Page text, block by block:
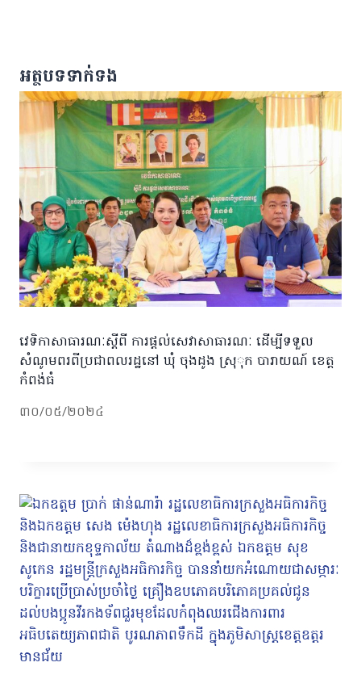
អត្ថបទទាក់ទង
វេទិកាសាធារណៈស្តីពី ការផ្តល់សេវាសាធារណៈ ដើម្បីទទួល
សំណូមពរពីប្រជាពលរដ្ឋនៅ ឃុំ ចុងដូង ស្រុុក បារាយណ៍ ខេត្ត
កំពង់ធំ
៣០/០៥/២០២៤